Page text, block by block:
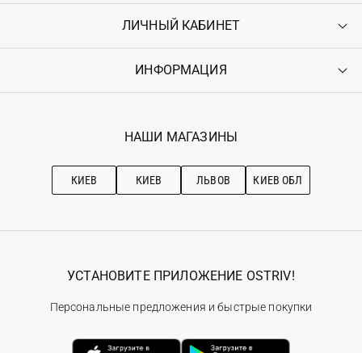
Контакты
Возврат
Гарантия
ЛИЧНЫЙ КАБИНЕТ
Войти
Ostriv Club+
ИНФОРМАЦИЯ
Наши магазини
Рекомендации по уходу
НАШИ МАГАЗИНЫ
КИЕВ КИЕВ ЛЬВОВ КИЕВ ОБЛ
УСТАНОВИТЕ ПРИЛОЖЕНИЕ OSTRIV!
Персональные предложения и быстрые покупки